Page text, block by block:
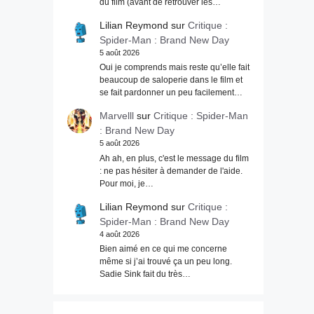
du film (avant de retrouver les…
Lilian Reymond sur Critique :
Spider-Man : Brand New Day
5 août 2026
Oui je comprends mais reste qu’elle fait
beaucoup de saloperie dans le film et
se fait pardonner un peu facilement…
Marvelllsur Critique : Spider-Man
: Brand New Day
5 août 2026
Ah ah, en plus, c'est le message du film
: ne pas hésiter à demander de l'aide.
Pour moi, je…
Lilian Reymond sur Critique :
Spider-Man : Brand New Day
4 août 2026
Bien aimé en ce qui me concerne
même si j’ai trouvé ça un peu long.
Sadie Sink fait du très…